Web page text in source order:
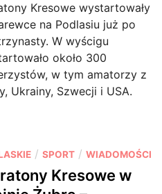
Kresowe wystartowały
na Podlasiu już po
W wyścigu
około 300
w tym amatorzy z
Ukrainy, Szwecji i USA.
/ SPORT/ WIADOMOŚCI
Kresowe w